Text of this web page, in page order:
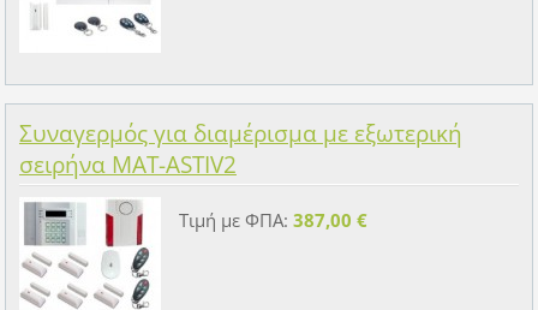
Συναγερμός για διαμέρισμα με εξωτερική
σειρήνα MAT-ASTIV2
Τιμή με ΦΠΑ: 387,00 €